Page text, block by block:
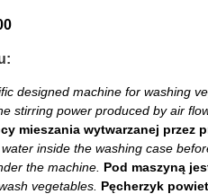
designed machine for washing
stirring power produced by air
mieszania wytwarzanej przez
inside the washing case
the machine. Pod maszyną
vegetables. Pęcherzyk